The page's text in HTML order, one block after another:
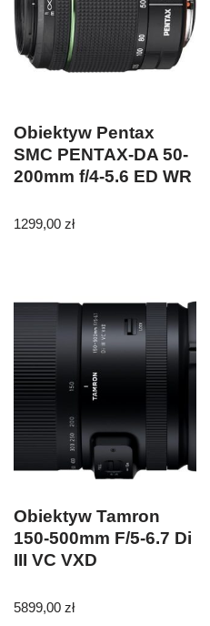
Obiektyw Pentax
SMC PENTAX-DA 50-
200mm f/4-5.6 ED WR
1299,00 zł
Obiektyw Tamron
150-500mm F/5-6.7 Di
III VC VXD
5899,00 zł